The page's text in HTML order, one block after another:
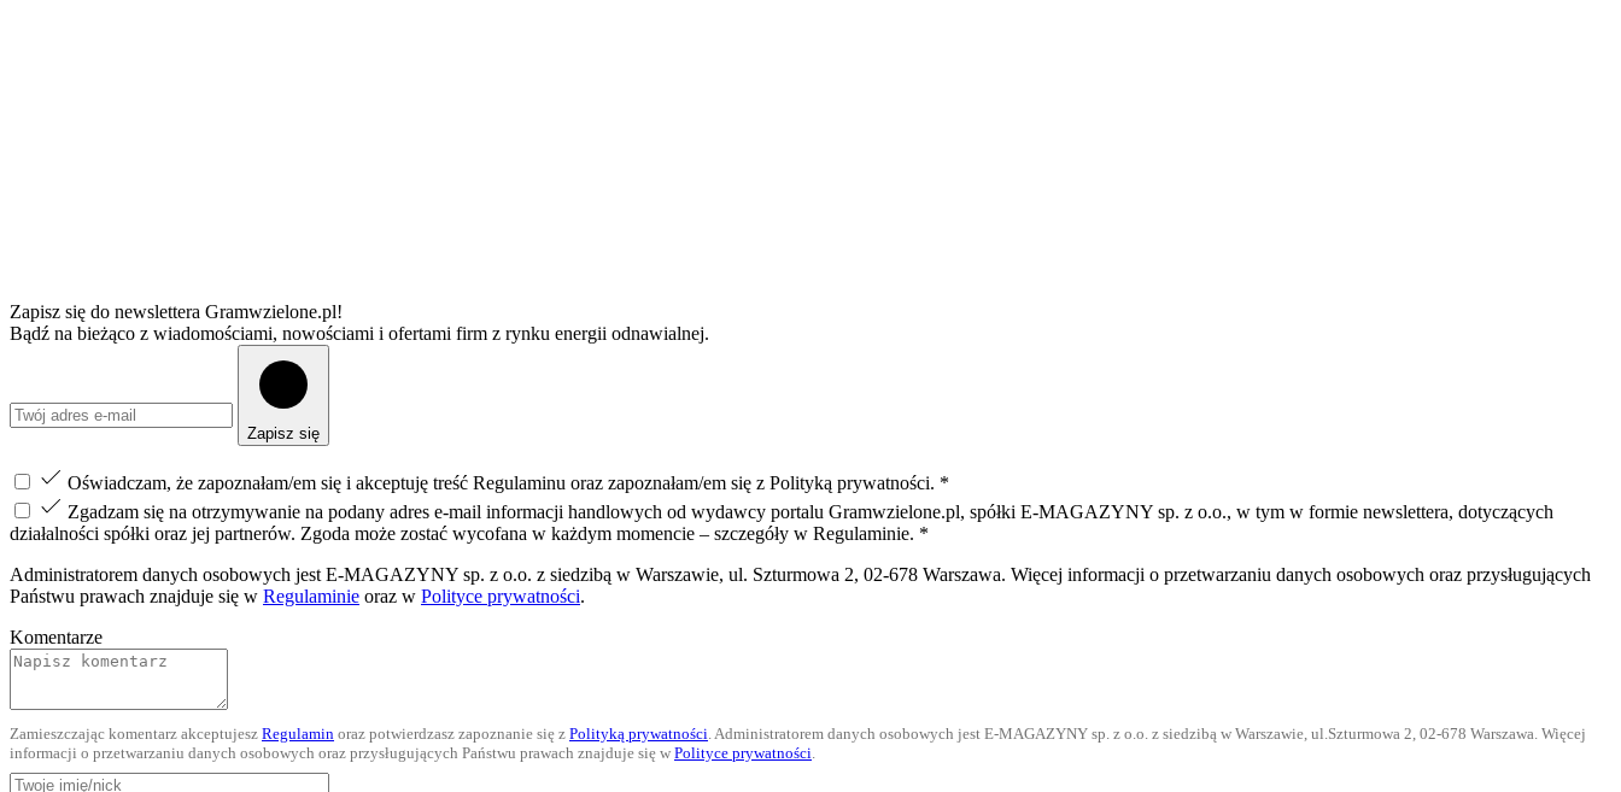
Zapisz się do newslettera Gramwzielone.pl!
Bądź na bieżąco z wiadomościami, nowościami i ofertami firm z rynku energii odnawialnej.
Zapisz się
Oświadczam, że zapoznałam/em się i akceptuję treść Regulaminu oraz zapoznałam/em się z Polityką prywatności. *
Zgadzam się na otrzymywanie na podany adres e-mail informacji handlowych od wydawcy portalu Gramwzielone.pl, spółki E-MAGAZYNY sp. z o.o., w tym w formie newslettera, dotyczących
działalności spółki oraz jej partnerów. Zgoda może zostać wycofana w każdym momencie – szczegóły w Regulaminie. *
Administratorem danych osobowych jest E-MAGAZYNY sp. z o.o. z siedzibą w Warszawie, ul. Szturmowa 2, 02-678 Warszawa. Więcej informacji o przetwarzaniu danych osobowych oraz przysługujących
Państwu prawach znajduje się w Regulaminie oraz w Polityce prywatności.
Komentarze
Zamieszczając komentarz akceptujesz Regulamin oraz potwierdzasz zapoznanie się z Polityką prywatności . Administratorem danych osobowych jest E-MAGAZYNY sp. z o.o. z siedzibą w Warszawie, ul.Szturmowa 2, 02-678 Warszawa. Więcej
informacji o przetwarzaniu danych osobowych oraz przysługujących Państwu prawach znajduje się w Polityce prywatności